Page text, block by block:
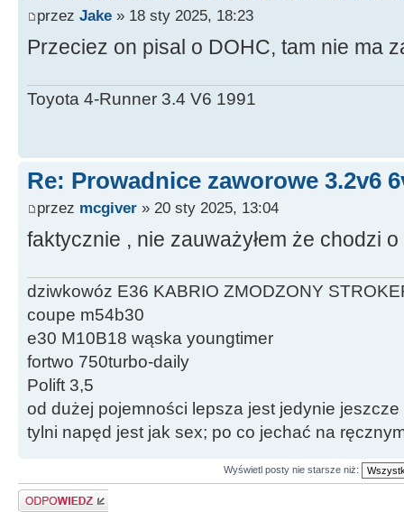
przez Jake » 18 sty 2025, 18:23
Przeciez on pisal o DOHC, tam nie ma
Toyota 4-Runner 3.4 V6 1991
Re: Prowadnice zaworowe 3.2v6
przez mcgiver » 20 sty 2025, 13:04
faktycznie , nie zauważyłem że chodzi
dziwkowóz E36 KABRIO ZMODZONY
coupe m54b30
e30 M10B18 wąska youngtimer
fortwo 750turbo-daily
Polift 3,5
od dużej pojemności lepsza jest jedynie jeszcze
tylni napęd jest jak sex; po co jechać na
Wyświetl posty nie starsze niż:
Odpowiedz